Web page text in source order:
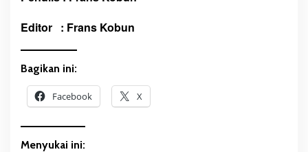
Editor : Frans Kobun
Bagikan ini:
Facebook X
Menyukai ini: